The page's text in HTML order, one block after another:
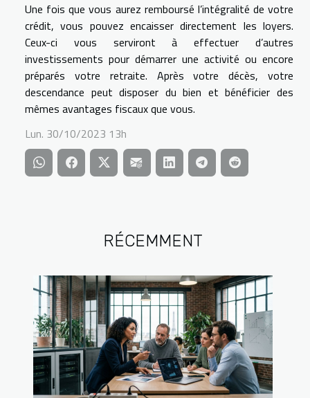
RÉCEMMENT
Une fois que vous aurez remboursé l’intégralité de votre
crédit, vous pouvez encaisser directement les loyers.
Ceux-ci vous serviront à effectuer d’autres
investissements pour démarrer une activité ou encore
préparés votre retraite. Après votre décès, votre
descendance peut disposer du bien et bénéficier des
mêmes avantages fiscaux que vous.
Lun. 30/10/2023 13h